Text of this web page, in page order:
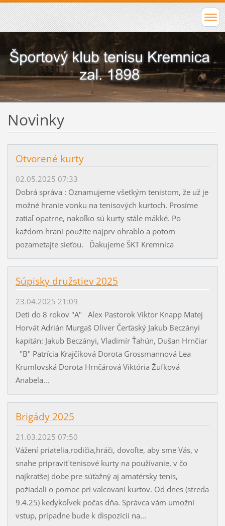
Novinky
Otvorené kurty
02.05.2025 07:33
Dobrá správa : Oznamujeme všetkým tenistom, že už je
možné hranie vonku na tenisových kurtoch. Prosíme
zatiaľ opatrne, nakoľko sú kurty stále mäkké. Po
každom hraní použite najprv ohrablo a potom
pozametajte sieťou. Ďakujeme ŠKT Kremnica
Súpisky družstiev 2025
23.04.2025 21:09
Deti do 8 rokov "A" Alex Pastorok Viktor Knapp Matej
Horvát Adrián Murgaš Oliver Čerťaský Jakub Beczányi
kapitán: Jakub Beczányi, Vladimír Ťahún, Dušan Hrnčiar
"B" Patrícia Krajčíková Dorota Grossmannová Lea
Krumlovská Dorota Hrnčárová Viktória Žufková
Anabela...
Brigády 2025
21.03.2025 07:50
Vážení priatelia,rodičia,hráči, dovoľte, aby sme Vás, v
snahe pripraviť tenisové kurty na používanie, v čo
najkratšej dobe pre súťažný aj amatérsky tenis,
požiadali o pomoc pri valcovaní kurtov. Od dnes (streda
9.4.25) kedykoľvek počas dňa. Správca vám umožní
vstup, prípadne bude k dispozícii na...